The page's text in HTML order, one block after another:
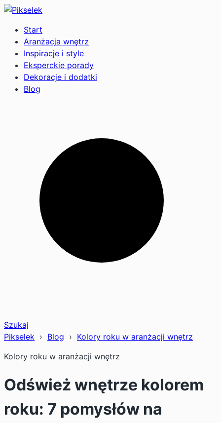
Start
Aranżacja wnętrz
Inspiracje i style
Eksperckie porady
Dekoracje i dodatki
Blog
Szukaj
Pikselek › Blog › Kolory roku w aranżacji wnętrz
Kolory roku w aranżacji wnętrz
Odśwież wnętrze kolorem
roku: 7 pomysłów na